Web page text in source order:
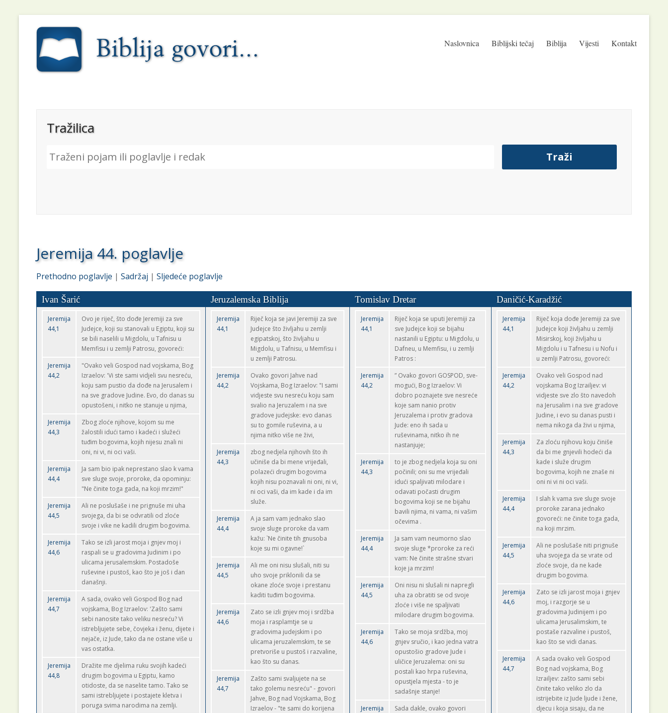
Naslovnica Biblijski tečaj Biblija Vijesti Kontakt
Tražilica
Jeremija 44. poglavlje
Prethodno poglavlje | Sadržaj | Sljedeće poglavlje
Ivan Šarić Jeruzalemska Biblija Tomislav Dretar Daničić-Karadžić
Jeremija
44,1
Ovo je riječ, što dođe Jeremiji za sve
Judejce, koji su stanovali u Egiptu, koji su
se bili naselili u Migdolu, u Tafnisu u
Memfisu i u zemlji Patrosu, govoreći:
Jeremija
44,2
"Ovako veli Gospod nad vojskama, Bog
Izraelov: 'Vi ste sami vidjeli svu nesreću,
koju sam pustio da dođe na Jerusalem i
na sve gradove Judine. Evo, do danas su
opustošeni, i nitko ne stanuje u njima,
Jeremija
44,3
Zbog zloće njihove, kojom su me
žalostili idući tamo i kadeći i služeći
tuđim bogovima, kojih nijesu znali ni
oni, ni vi, ni oci vaši.
Jeremija
44,4
Ja sam bio ipak neprestano slao k vama
sve sluge svoje, proroke, da opominju:
"Ne činite toga gada, na koji mrzim!"
Jeremija
44,5
Ali ne poslušaše i ne prignuše mi uha
svojega, da bi se odvratili od zloće
svoje i vike ne kadili drugim bogovima.
Jeremija
44,6
Tako se izli jarost moja i gnjev moj i
raspali se u gradovima Judinim i po
ulicama jerusalemskim. Postadoše
ruševine i pustoš, kao što je još i dan
današnji.
Jeremija
44,7
A sada, ovako veli Gospod Bog nad
vojskama, Bog Izraelov: 'Zašto sami
sebi nanosite tako veliku nesreću? Vi
istrebljujete sebe, čovjeka i ženu, dijete i
nejače, iz Jude, tako da ne ostane više u
vas ostatka.
Jeremija
44,8
Dražite me djelima ruku svojih kadeći
drugim bogovima u Egiptu, kamo
otidoste, da se naselite tamo. Tako se
sami istrebljujete i postajete kletva i
poruga svima narodima na zemlji.
Jeremija
44,1
Riječ koja se javi Jeremiji za sve
Judejce što življahu u zemlji
egipatskoj, što življahu u
Migdolu, u Tafnisu, u Memfisu i
u zemlji Patrosu.
Jeremija
44,2
Ovako govori Jahve nad
Vojskama, Bog Izraelov: "I sami
vidjeste svu nesreću koju sam
svalio na Jeruzalem i na sve
gradove judejske: evo danas
su to gomile ruševina, a u
njima nitko više ne živi,
Jeremija
44,3
zbog nedjela njihovih što ih
učiniše da bi mene vrijeđali,
polazeći drugim bogovima
kojih nisu poznavali ni oni, ni vi,
ni oci vaši, da im kade i da im
služe.
Jeremija
44,4
A ja sam vam jednako slao
svoje sluge proroke da vam
kažu: `Ne činite tih gnusoba
koje su mi ogavne!`
Jeremija
44,5
Ali me oni nisu slušali, niti su
uho svoje priklonili da se
okane zloće svoje i prestanu
kaditi tuđim bogovima.
Jeremija
44,6
Zato se izli gnjev moj i srdžba
moja i rasplamtje se u
gradovima judejskim i po
ulicama jeruzalemskim, te se
pretvoriše u pustoš i razvaline,
kao što su danas.
Jeremija
44,7
Zašto sami svaljujete na se
tako golemu nesreću" - govori
Jahve, Bog nad Vojskama, Bog
Izraelov - "te sami do korijena
Jeremija
44,1
Riječ koja se uputi Jeremiji za
sve Judejce koji se bijahu
nastanili u Egiptu: u Migdolu, u
Dafneu, u Memfisu, i u zemlji
Patros :
Jeremija
44,2
” Ovako govori GOSPOD, sve-
mogući, Bog Izraelov: Vi
dobro poznajete sve nesreće
koje sam nanio protiv
Jeruzalema i protiv gradova
Jude: eno ih sada u
ruševinama, nitko ih ne
nastanjuje;
Jeremija
44,3
to je zbog nedjela koja su oni
počinili; oni su me vrijeđali
idući spaljivati milodare i
odavati počasti drugim
bogovima koji se ne bijahu
bavili njima, ni vama, ni vašim
očevima .
Jeremija
44,4
Ja sam vam neumorno slao
svoje sluge *proroke za reći
vam: Ne činite strašne stvari
koje ja mrzim!
Jeremija
44,5
Oni nisu ni slušali ni napregli
uha za obratiti se od svoje
zloće i više ne spaljivati
milodare drugim bogovima.
Jeremija
44,6
Tako se moja srdžba, moj
gnjev sručio, i kao jedna vatra
opustošio gradove Jude i
uličice Jeruzalema: oni su
postali kao hrpa ruševina,
opustjela mjesta - to je
sadašnje stanje!
Jeremija
Sada dakle, ovako govori
Jeremija
44,1
Riječ koja dođe Jeremiji za sve
Judejce koji življahu u zemlji
Misirskoj, koji življahu u
Migdolu i u Tafnesu i u Nofu i
u zemlji Patrosu, govoreći:
Jeremija
44,2
Ovako veli Gospod nad
vojskama Bog Izrailjev: vi
vidjeste sve zlo što navedoh
na Jerusalim i na sve gradove
Judine, i evo su danas pusti i
nema nikoga da živi u njima,
Jeremija
44,3
Za zloću njihovu koju činiše
da bi me gnjevili hodeći da
kade i služe drugim
bogovima, kojih ne znaše ni
oni ni vi ni oci vaši.
Jeremija
44,4
I slah k vama sve sluge svoje
proroke zarana jednako
govoreći: ne činite toga gada,
na koji mrzim.
Jeremija
44,5
Ali ne poslušaše niti prignuše
uha svojega da se vrate od
zloće svoje, da ne kade
drugim bogovima.
Jeremija
44,6
Zato se izli jarost moja i gnjev
moj, i razgorje se u
gradovima Judinijem i po
ulicama Jerusalimskim, te
postaše razvaline i pustoš,
kao što se vidi danas.
Jeremija
44,7
A sada ovako veli Gospod
Bog nad vojskama, Bog
Izrailjev: zašto sami sebi
činite tako veliko zlo da
istrijebite iz Jude ljude i žene,
djecu i koja sisaju, da ne